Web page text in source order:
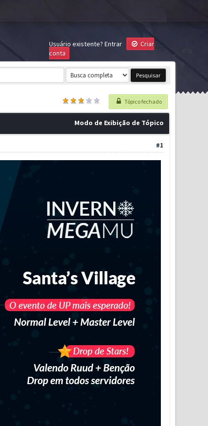
Usuário existente? Entrar
Criar
conta
Tópico fechado
Modo de Exibição de Tópico
#1